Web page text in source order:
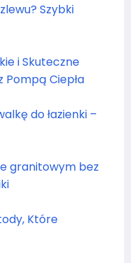
Szybki
i Skuteczne
Pompą Ciepła
do łazienki –
granitowym bez
Które